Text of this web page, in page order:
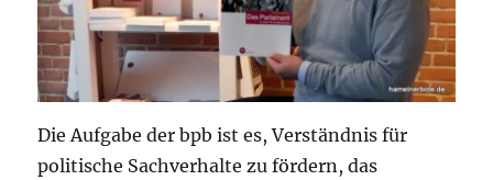
Die Aufgabe der bpb ist es, Verständnis für
politische Sachverhalte zu fördern, das